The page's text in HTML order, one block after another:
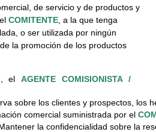
de servicio y de productos y
COMITENTE , a la que tenga
o ser utilizada por ningún
la promoción de los productos
elAGENTE COMISIONISTA /
sobre los clientes y prospectos, los
comercial suministrada por el
la confidencialidad sobre la